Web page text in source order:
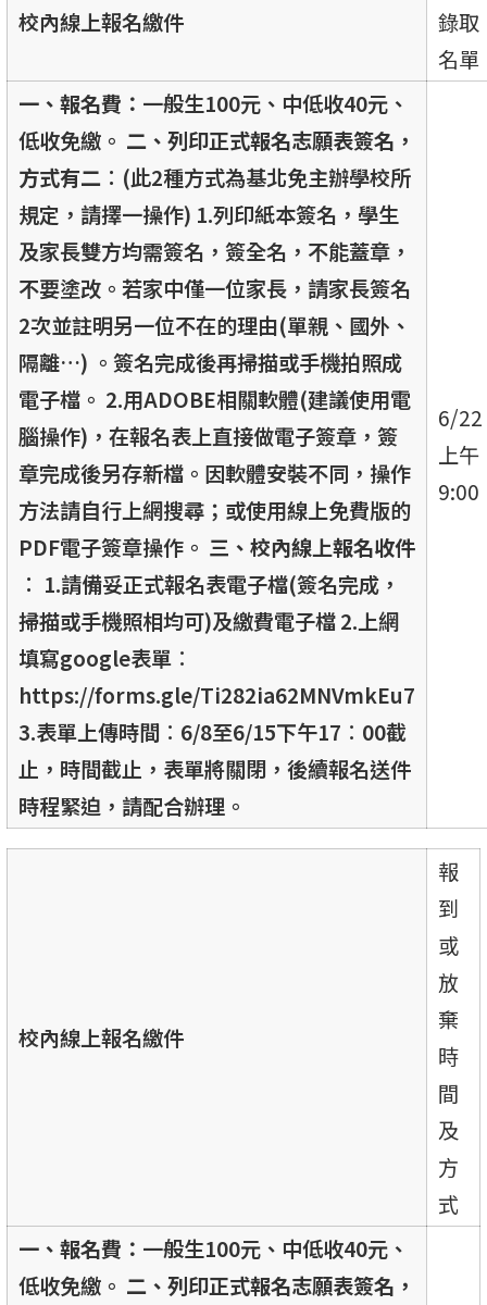
校內線上報名繳件
錄取
名單
一、報名費： 一般生100元、中低收40元、
低收免繳。 二、列印正式報名志願表簽名，
方式有二︰ (此2種方式為基北免主辦學校所
規定，請擇一操作) 1.列印紙本簽名，學生
及家長雙方均需簽名，簽全名，不能蓋章，
不要塗改。若家中僅一位家長，請家長簽名
2次並註明另一位不在的理由(單親、國外、
隔離…) 。簽名完成後再掃描或手機拍照成
電子檔。 2.用ADOBE相關軟體(建議使用電
腦操作)，在報名表上直接做電子簽章，簽
章完成後另存新檔。因軟體安裝不同，操作
方法請自行上網搜尋；或使用線上免費版的
PDF電子簽章操作。 三、校內線上報名收件
︰ 1.請備妥正式報名表電子檔(簽名完成，
掃描或手機照相均可)及繳費電子檔 2.上網
填寫google表單︰
https://forms.gle/Ti282ia62MNVmkEu7
3.表單上傳時間︰6/8至6/15下午17︰00截
止，時間截止，表單將關閉，後續報名送件
時程緊迫，請配合辦理。
6/22
上午
9:00
校內線上報名繳件
報
到
或
放
棄
時
間
及
方
式
一、報名費： 一般生100元、中低收40元、
低收免繳。 二、列印正式報名志願表簽名，